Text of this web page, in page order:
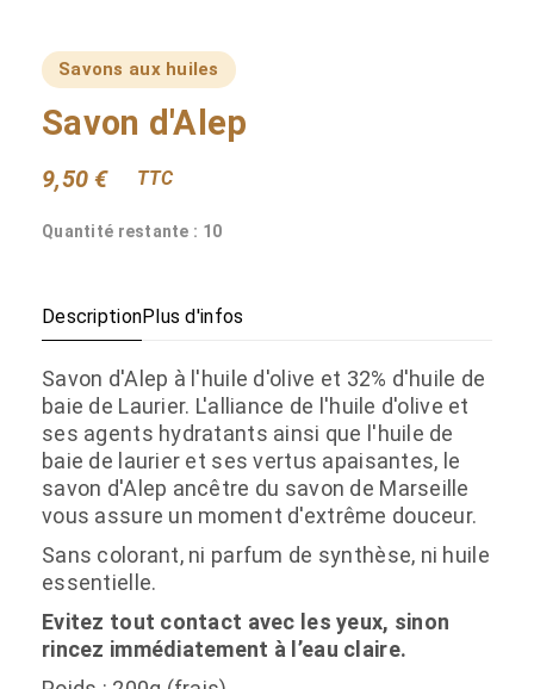
Savons aux huiles
Savon d'Alep
9,50 € TTC
Quantité restante : 10
DescriptionPlus d'infos
Savon d'Alep à l'huile d'olive et 32% d'huile de
baie de Laurier. L'alliance de l'huile d'olive et
ses agents hydratants ainsi que l'huile de
baie de laurier et ses vertus apaisantes, le
savon d'Alep ancêtre du savon de Marseille
vous assure un moment d'extrême douceur.
Sans colorant, ni parfum de synthèse, ni huile
essentielle.
Evitez tout contact avec les yeux, sinon
rincez immédiatement à l’eau claire.